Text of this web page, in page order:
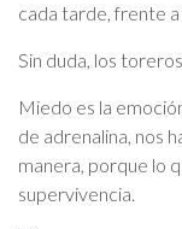
cada tarde, frente a
Sin duda, los
Miedo es la
de adrenalina, nos
manera, porque lo
supervivencia.